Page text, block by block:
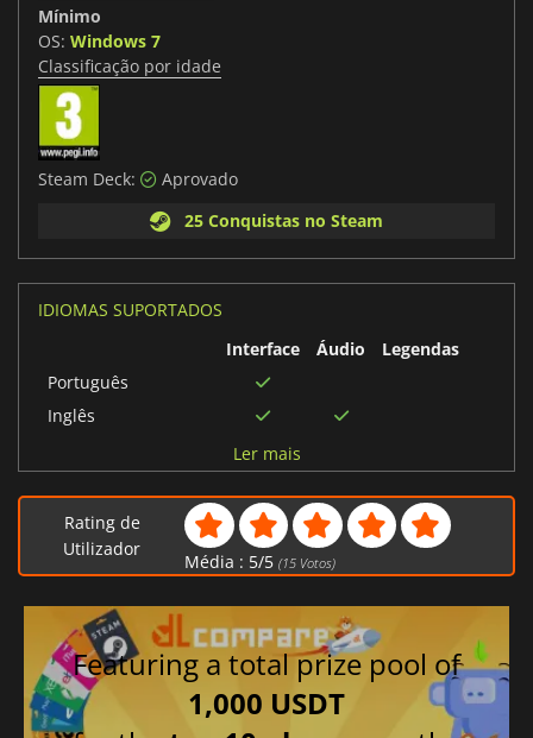
Mínimo
OS: Windows 7
Classificação por idade
Steam Deck:
Aprovado
25 Conquistas no Steam
IDIOMAS SUPORTADOS
Interface
Áudio
Legendas
Português
Inglês
Alemão
Japonês
Chinês simplificado
Polonês
Português brasileiro
Russo
Tcheco
Ler mais
Rating de
Utilizador
Média : 5/5 (15Votos)
Featuring a total prize pool of
1,000 USDT